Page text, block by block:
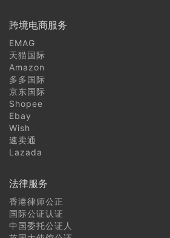
跨境电商服务
EMAG
天猫国际
Amazon
多多国际
京东国际
Shopee
Ebay
Wish
速卖通
Lazada
法律服务
香港律师公正
国际公证认证
中国委托公证人